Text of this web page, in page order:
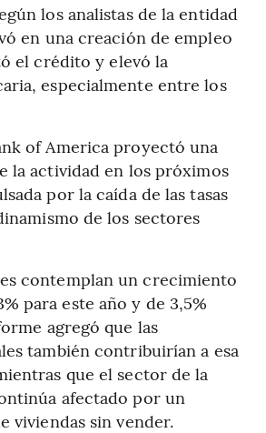
los analistas de la entidad
en una creación de empleo
el crédito y elevó la
especialmente entre los
of America proyectó una
la actividad en los próximos
por la caída de las tasas
de los sectores
contemplan un crecimiento
para este año y de 3,5%
agregó que las
también contribuirían a esa
que el sector de la
afectado por un
viviendas sin vender.